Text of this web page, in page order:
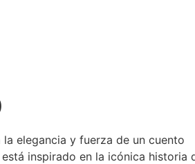
elegancia y fuerza de un cuento
está inspirado en la icónica historia